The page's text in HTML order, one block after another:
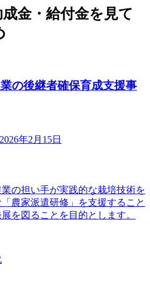
金・給付金を見て
の後継者確保育成支援事
年2月15日
の担い手が実践的な栽培技術を
農家派遣研修」を支援すること
を図ることを目的とします。